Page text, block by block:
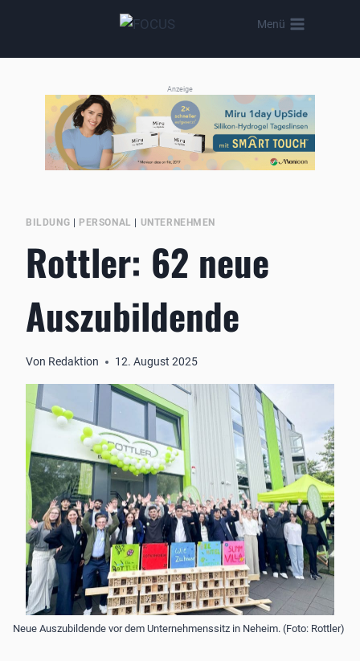
Menü
Anzeige
BILDUNG | PERSONAL | UNTERNEHMEN
Rottler: 62 neue
Auszubildende
Von Redaktion 12. August 2025
Neue Auszubildende vor dem Unternehmenssitz in Neheim. (Foto: Rottler)